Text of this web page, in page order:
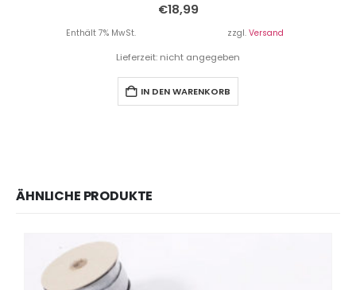
€18,99
Enthält 7% MwSt. zzgl. Versand
Lieferzeit: nicht angegeben
IN DEN WARENKORB
ÄHNLICHE PRODUKTE